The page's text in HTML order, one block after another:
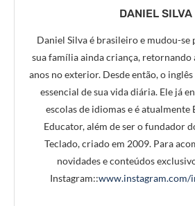
DANIEL SILVA
Daniel Silva é brasileiro e mudou-se
sua família ainda criança, retornando
anos no exterior. Desde então, o
essencial de sua vida diária. Ele já
escolas de idiomas e é atualmente
Educator, além de ser o fundador
Teclado, criado em 2009. Para
novidades e conteúdos
Instagram::www.instagram.com/